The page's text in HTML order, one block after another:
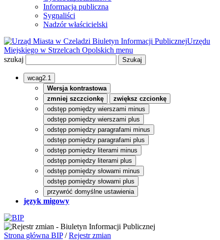
Informacja publiczna
Sygnaliści
Nadzór właścicielski
Biuletyn Informacji PublicznejUrzędu
Miejskiego w Strzelcach Opolskich menu
szukaj
wcag2.1
Wersja kontrastowa
zmniej szczcionkę
zwiększ czcionkę
odstęp pomiędzy wierszami minus
odstęp pomiędzy wierszami plus
odstęp pomiędzy paragrafami minus
odstęp pomiędzy paragrafami plus
odstęp pomiędzy literami minus
odstęp pomiędzy literami plus
odstęp pomiędzy słowami minus
odstęp pomiędzy słowami plus
przywróć domyślne ustawienia
język migowy
Strona główna BIP/Rejestr zmian